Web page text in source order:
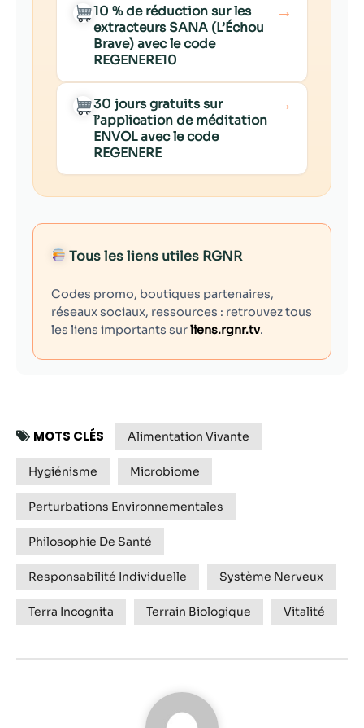
10 % de réduction sur les
extracteurs SANA (L’Échou
Brave) avec le code
REGENERE10
→
30 jours gratuits sur
l’application de méditation
ENVOL avec le code
REGENERE
→
Tous les liens utiles RGNR
Codes promo, boutiques partenaires,
réseaux sociaux, ressources : retrouvez tous
les liens importants surliens.rgnr.tv.
MOTS CLÉS Alimentation Vivante
Hygiénisme Microbiome
Perturbations Environnementales
Philosophie De Santé
Responsabilité Individuelle Système Nerveux
Terra Incognita Terrain Biologique Vitalité